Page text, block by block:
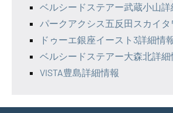
ベルシードステアー武蔵小山詳
パークアクシス五反田スカイタ
ドゥーエ銀座イースト3詳細情
ベルシードステアー大森北詳細
VISTA豊島詳細情報